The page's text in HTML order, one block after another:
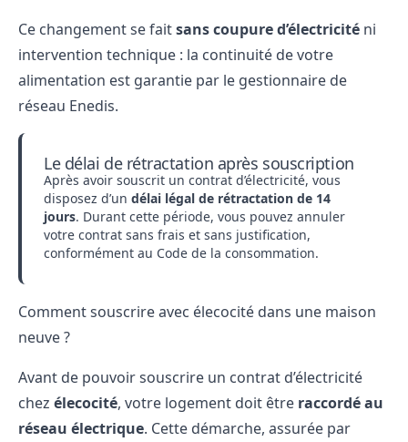
Ce changement se faitsans coupure d’électricité ni
intervention technique : la continuité de votre
alimentation est garantie par le gestionnaire de
réseau Enedis.
Le délai de rétractation après souscription
Après avoir souscrit un contrat d’électricité, vous
disposez d’un délai légal de rétractation de 14
jours. Durant cette période, vous pouvez annuler
votre contrat sans frais et sans justification,
conformément au Code de la consommation.
Comment souscrire avec élecocité dans une maison
neuve ?
Avant de pouvoir souscrire un contrat d’électricité
chez élecocité, votre logement doit être raccordé au
réseau électrique. Cette démarche, assurée par